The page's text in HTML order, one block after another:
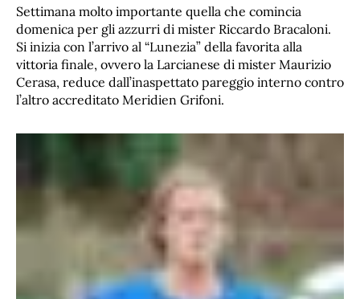
Settimana molto importante quella che comincia
domenica per gli azzurri di mister Riccardo Bracaloni.
Si inizia con l’arrivo al “Lunezia” della favorita alla
vittoria finale, ovvero la Larcianese di mister Maurizio
Cerasa, reduce dall’inaspettato pareggio interno contro
l’altro accreditato Meridien Grifoni.